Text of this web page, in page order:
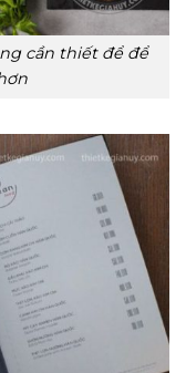
cần thiết để để